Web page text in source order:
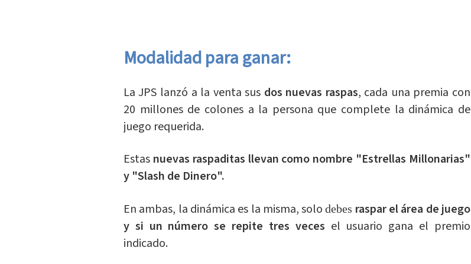
Modalidad para ganar:
La JPS lanzó a la venta sus dos nuevas raspas, cada una premia con
20 millones de colones a la persona que complete la dinámica de
juego requerida.
Estas nuevas raspaditas llevan como nombre "Estrellas Millonarias"
y "Slash de Dinero".
En ambas, la dinámica es la misma, solodebes raspar el área de juego
y si un número se repite tres veces el usuario gana el premio
indicado.